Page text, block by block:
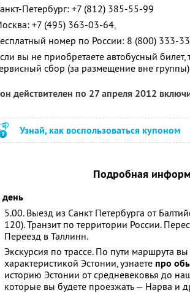
Петербург: +7 (812) 385-55-99
+7 (495) 363-03-64,
номер по России: 8 (800) 333-
вы не приобретаете автобусный билет,
сбор (за размещение вне
действителен по 27 апреля 2012
Узнай, как воспользоваться купоном
Подробная
день
5.00. Выезд из Санкт Петербурга от
120). Транзит по территории России.
Переезд в Таллинн.
Экскурсия по трассе. По пути маршрута
характеристикой Эстонии, узнаете про
историю Эстонии от средневековья до
которые вы будете проезжать — Нарва и